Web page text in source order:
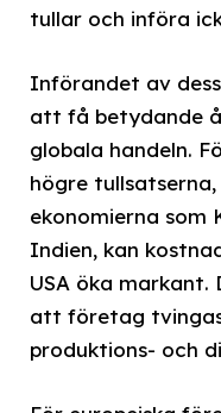
tullar och införa
Införandet av
att få betydande
globala handeln.
högre
ekonomierna som
Indien, kan
USA öka
att företag
produktions- och